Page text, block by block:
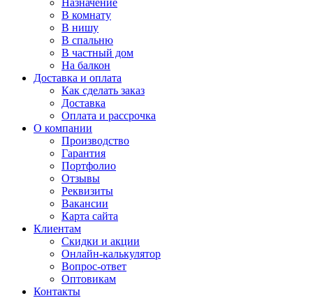
Назначение
В комнату
В нишу
В спальню
В частный дом
На балкон
Доставка и оплата
Как сделать заказ
Доставка
Оплата и рассрочка
О компании
Производство
Гарантия
Портфолио
Отзывы
Реквизиты
Вакансии
Карта сайта
Клиентам
Скидки и акции
Онлайн-калькулятор
Вопрос-ответ
Оптовикам
Контакты